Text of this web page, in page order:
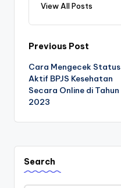
View All Posts
Post
navigation
Previous Post
Cara Mengecek Status
Aktif BPJS Kesehatan
Secara Online di Tahun
2023
Search